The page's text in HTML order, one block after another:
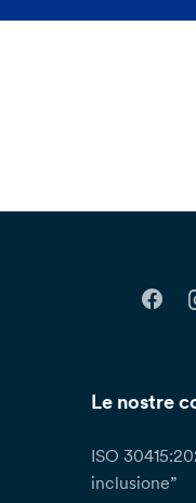
Le nostre
ISO
inclusione”